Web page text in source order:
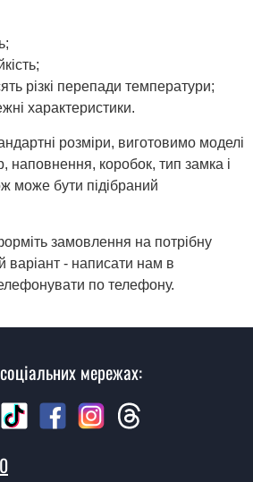
різкі перепади температури;
характеристики.
розміри, виготовимо моделі
наповнення, коробок, тип замка і
може бути підібраний
замовлення на потрібну
варіант - написати нам в
по телефону.
мережах: